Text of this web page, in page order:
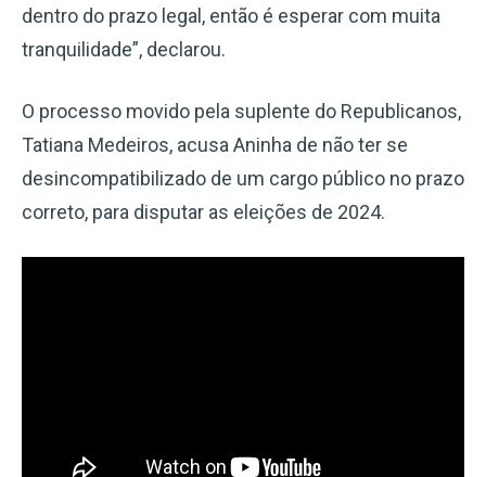
dentro do prazo legal, então é esperar com muita
tranquilidade”, declarou.
O processo movido pela suplente do Republicanos,
Tatiana Medeiros, acusa Aninha de não ter se
desincompatibilizado de um cargo público no prazo
correto, para disputar as eleições de 2024.